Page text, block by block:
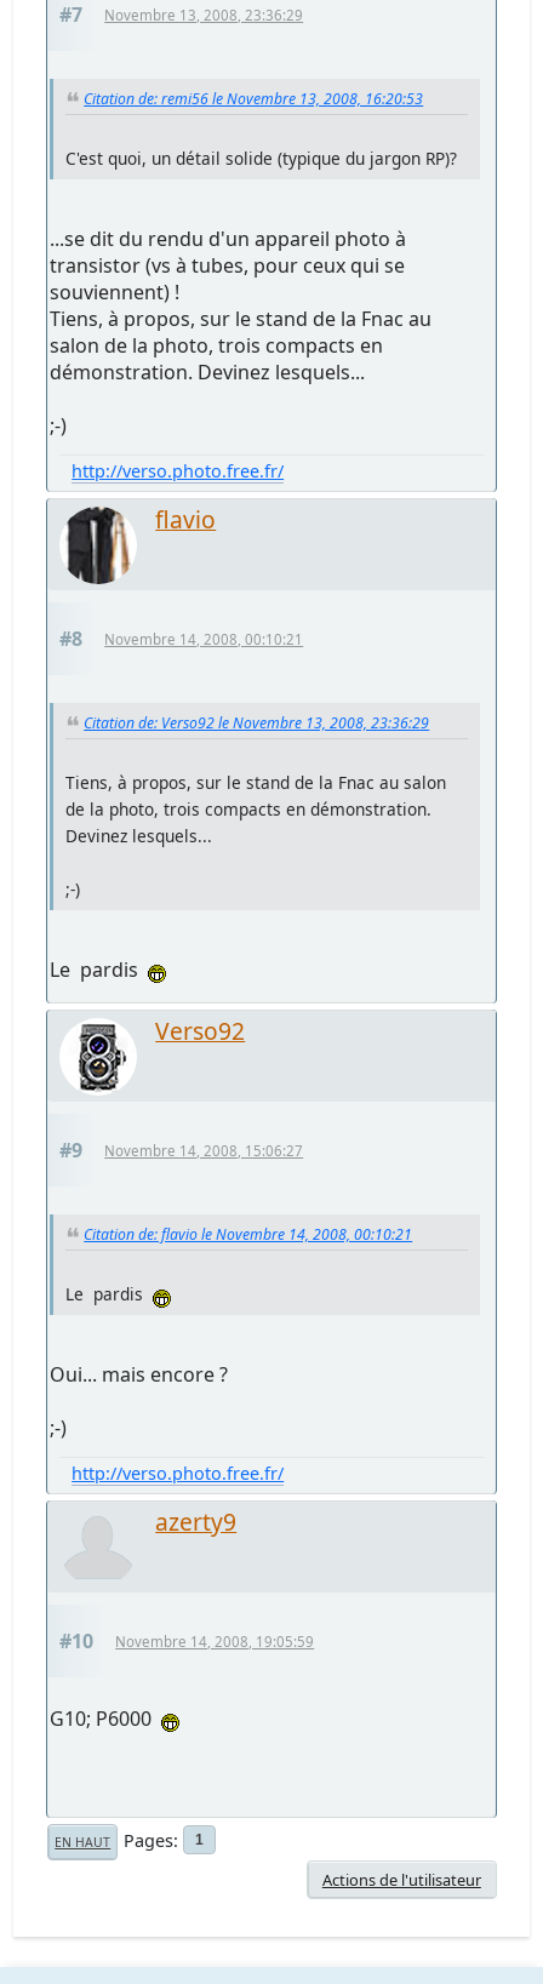
#7 Novembre 13, 2008, 23:36:29
Citation de: remi56 le Novembre 13, 2008, 16:20:53
C'est quoi, un détail solide (typique du jargon RP)?
...se dit du rendu d'un appareil photo à
transistor (vs à tubes, pour ceux qui se
souviennent) !
Tiens, à propos, sur le stand de la Fnac au
salon de la photo, trois compacts en
démonstration. Devinez lesquels...
;-)
http://verso.photo.free.fr/
flavio
#8 Novembre 14, 2008, 00:10:21
Citation de: Verso92 le Novembre 13, 2008, 23:36:29
Tiens, à propos, sur le stand de la Fnac au salon
de la photo, trois compacts en démonstration.
Devinez lesquels...
;-)
Le pardis
Verso92
#9 Novembre 14, 2008, 15:06:27
Citation de: flavio le Novembre 14, 2008, 00:10:21
Le pardis
Oui... mais encore ?
;-)
http://verso.photo.free.fr/
azerty9
#10 Novembre 14, 2008, 19:05:59
G10; P6000
EN HAUT Pages 1
Actions de l'utilisateur